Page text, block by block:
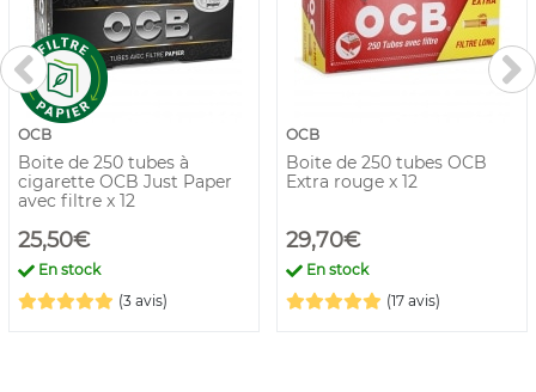
OCB
Boite de 250 tubes à
cigarette OCB Just Paper
avec filtre x 12
25,50€
En stock
(3 avis)
OCB
Boite de 250 tubes OCB
Extra rouge x 12
29,70€
En stock
(17 avis)